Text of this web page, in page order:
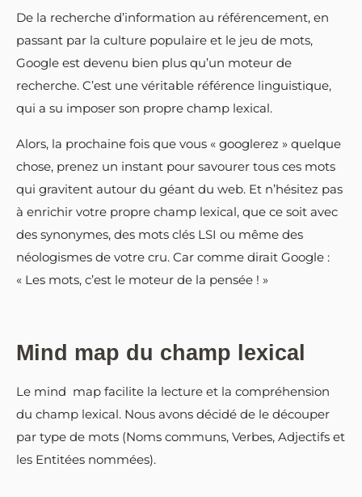
De la recherche d’information au référencement, en
passant par la culture populaire et le jeu de mots,
Google est devenu bien plus qu’un moteur de
recherche. C’est une véritable référence linguistique,
qui a su imposer son propre champ lexical.
Alors, la prochaine fois que vous « googlerez » quelque
chose, prenez un instant pour savourer tous ces mots
qui gravitent autour du géant du web. Et n’hésitez pas
à enrichir votre propre champ lexical, que ce soit avec
des synonymes, des mots clés LSI ou même des
néologismes de votre cru. Car comme dirait Google :
« Les mots, c’est le moteur de la pensée ! »
Mind map du champ lexical
Le mind map facilite la lecture et la compréhension
du champ lexical. Nous avons décidé de le découper
par type de mots (Noms communs, Verbes, Adjectifs et
les Entitées nommées).